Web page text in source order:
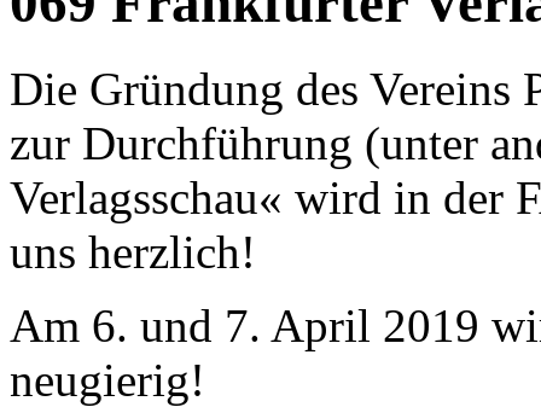
Die Gründung des
zur Durchführung (unter
Verlagsschau« wird in der
uns herzlich!
Am 6. und 7. April 2019
neugierig!